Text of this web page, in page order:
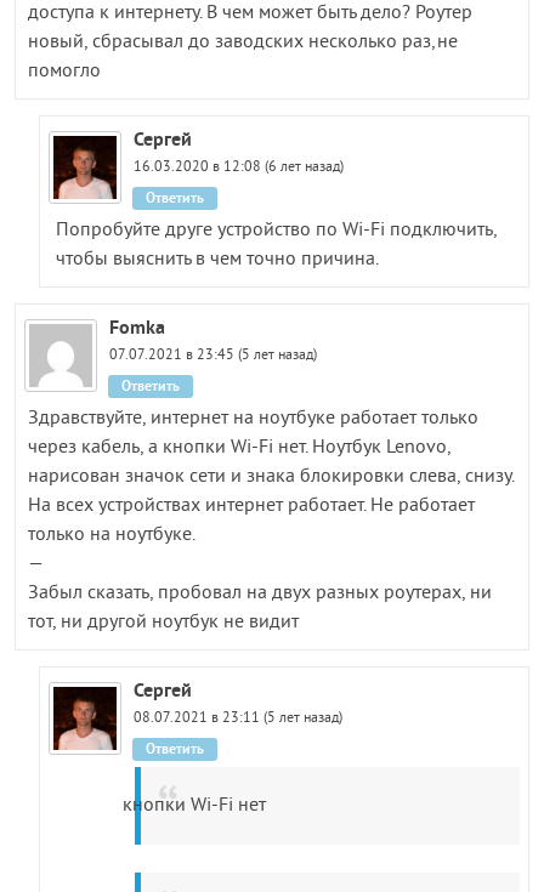
доступа к интернету. В чем может быть дело? Роутер
новый, сбрасывал до заводских несколько раз,не
помогло
Сергей
16.03.2020 в 12:08 (6 лет назад)
Попробуйте друге устройство по Wi-Fi подключить,
чтобы выяснить в чем точно причина.
Ответить
Fomka
07.07.2021 в 23:45 (5 лет назад)
Здравствуйте, интернет на ноутбуке работает только
через кабель, а кнопки Wi-Fi нет. Ноутбук Lenovo,
нарисован значок сети и знака блокировки слева, снизу.
На всех устройствах интернет работает. Не работает
только на ноутбуке.
—
Забыл сказать, пробовал на двух разных роутерах, ни
тот, ни другой ноутбук не видит
Ответить
Сергей
08.07.2021 в 23:11 (5 лет назад)
кнопки Wi-Fi нет
Ответить